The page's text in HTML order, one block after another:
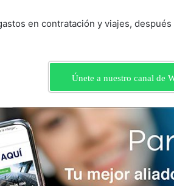
en contratación y viajes,
Únete a nuestro canal de